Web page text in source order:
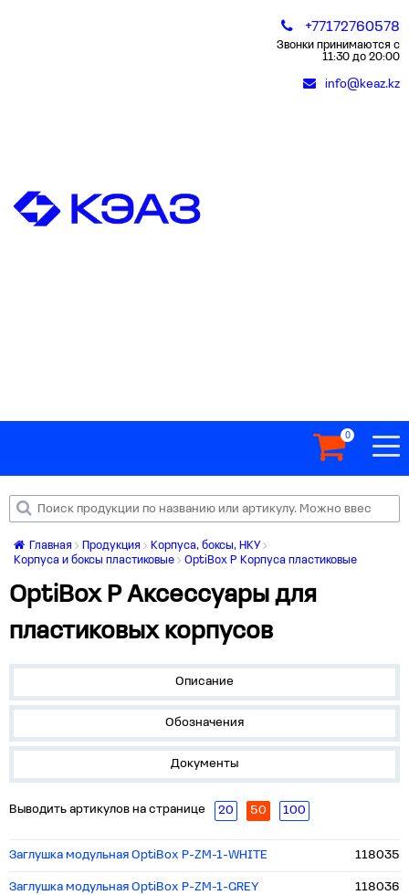
+77172760578
Звонки принимаются с
11:30 до 20:00
info@keaz.kz
0
Главная Продукция
Корпуса, боксы, НКУ
Корпуса и боксы пластиковые
OptiBox P Корпуса пластиковые
OptiBox P Аксессуары для
пластиковых корпусов
Описание
Обозначения
Документы
Выводить артикулов на странице 20 50 100
Заглушка модульная OptiBox P-ZM-1-WHITE 118035
Заглушка модульная OptiBox P-ZM-1-GREY 118036